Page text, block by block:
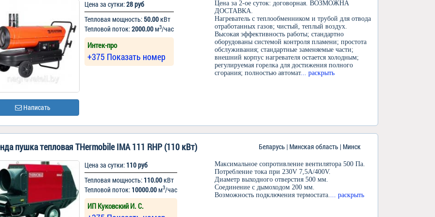
Написать
Цена за сутки:28 руб
Тепловая мощность: 50.00кВт
Тепловой поток:2000.00м3/час
Интек-про
+375 Показать номер
Цена за 2-ое суток: договорная. ВОЗМОЖНА
ДОСТАВКА.
Нагреватель с теплообменником и трубой для отвода
отработанных газов; чистый, теплый воздух.
Высокая эффективность работы; стандартно
оборудованы системой контроля пламени; простота
обслуживания; стандартные заменяемые части;
внешний корпус нагревателя остается холодным;
регулируемая горелка для достижения полного
сгорания; полностью автомат... раскрыть
пушка тепловая THermobile IMA 111 RHP (110 кВт)
Беларусь | Минская область | Минск
Цена за сутки: 110 руб
Тепловая мощность: 110.00кВт
Тепловой поток: 10000.00м3/час
ИП Куковский И. С.
Максимальное сопротивление вентилятора 500 Па.
Потребление тока при 230V 7,5А/400V.
Диаметр выходного отверстия 500 мм.
Соединение с дымоходом 200 мм.
Возможность подключения термостата.
... раскрыть